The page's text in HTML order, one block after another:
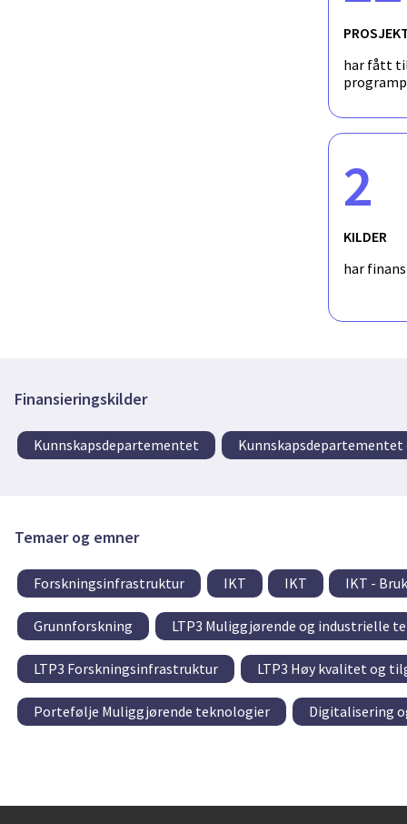
har fått
2
KILDER
har
Finansieringskilder
Kunnskapsdepartementet
Temaer og emner
Forskningsinfrastruktur IKT IKT IKT -
Grunnforskning LTP3 Muliggjørende og industrielle
LTP3 Forskningsinfrastruktur LTP3 Høy kvalitet og
Portefølje Muliggjørende teknologier Digitalisering